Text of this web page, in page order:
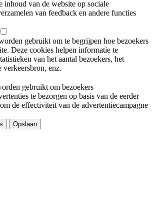
inhoud van de website op sociale
van feedback en andere functies
gebruikt om te begrijpen hoe bezoekers
Deze cookies helpen informatie te
van het aantal bezoekers, het
verkeersbron, enz.
gebruikt om bezoekers
te bezorgen op basis van de eerder
de effectiviteit van de advertentiecampagne
Opslaan